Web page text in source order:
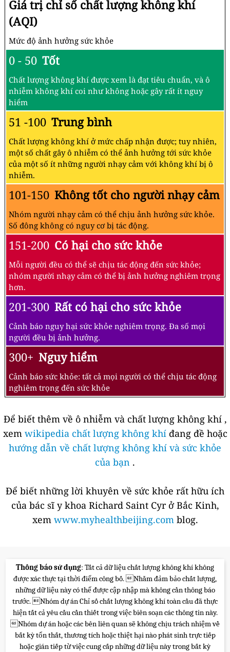
Giá trị chỉ số chất lượng không khí
(AQI)
Mức độ ảnh hưởng sức khỏe
0 - 50 Tốt
Chất lượng không khí được xem là đạt tiêu chuẩn, và ô
nhiễm không khí coi như không hoặc gây rất ít nguy
hiểm
51 -100 Trung bình
Chất lượng không khí ở mức chấp nhận được; tuy nhiên,
một số chất gây ô nhiễm có thể ảnh hưởng tới sức khỏe
của một số ít những người nhạy cảm với không khí bị ô
nhiễm.
101-150 Không tốt cho người nhạy cảm
Nhóm người nhạy cảm có thể chịu ảnh hưởng sức khỏe.
Số đông không có nguy cơ bị tác động.
151-200 Có hại cho sức khỏe
Mỗi người đều có thể sẽ chịu tác động đến sức khỏe;
nhóm người nhạy cảm có thể bị ảnh hưởng nghiêm trọng
hơn.
201-300 Rất có hại cho sức khỏe
Cảnh báo nguy hại sức khỏe nghiêm trọng. Đa số mọi
người đều bị ảnh hưởng.
300+ Nguy hiểm
Cảnh báo sức khỏe: tất cả mọi người có thể chịu tác động
nghiêm trọng đến sức khỏe
Để biết thêm về ô nhiễm và chất lượng không khí ,
xem wikipedia chất lượng không khíđang đề hoặc
hướng dẫn về chất lượng không khí và sức khỏe
của bạn .
Để biết những lời khuyên về sức khỏe rất hữu ích
của bác sĩ y khoa Richard Saint Cyr ở Bắc Kinh,
xem www.myhealthbeijing.com blog.
Thông báo sử dụng: Tất cả dữ liệu chất lượng không khí không
được xác thực tại thời điểm công bố. Nhằm đảm bảo chất lượng,
những dữ liệu này có thể được cập nhập mà không cần thông báo
trước. Nhóm dự án Chỉ số chất lượng không khí toàn cầu đã thực
hiện tất cả yêu cầu cần thiết trong việc biên soạn các thông tin này.
Nhóm dự án hoặc các bên liên quan sẽ không chịu trách nhiệm về
bất kỳ tổn thất, thương tích hoặc thiệt hại nào phát sinh trực tiếp
hoặc gián tiếp từ việc cung cấp những dữ liệu này trong bất kỳ